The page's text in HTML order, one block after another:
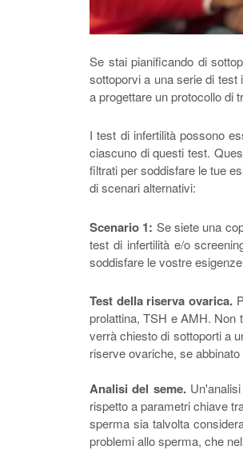
Se stai pianificando di
sottoporvi a una serie di test
a progettare un protocollo di
I test di infertilità possono
ciascuno di questi test.
filtrati per soddisfare le tue
di scenari alternativi:
Scenario 1: Se siete una
test di infertilità e/o
soddisfare le vostre
Test della riserva ovarica.
prolattina, TSH e AMH. Non
verrà chiesto di sottoporti a
riserve ovariche, se
Analisi del seme.Un'analisi
rispetto a parametri chiave
sperma sia talvolta
problemi allo sperma, che